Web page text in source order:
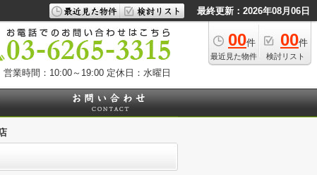
最終更新：2026年08月06日
00件
最近見た物件
00件
検討リスト
営業時間：10:00～19:00 定休日：水曜日